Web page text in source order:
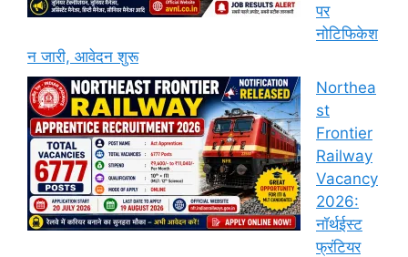
पर
नोटिफिकेश
न जारी, आवेदन शुरू
Northea
st
Frontier
Railway
Vacancy
2026:
नॉर्थईस्ट
फ्रंटियर